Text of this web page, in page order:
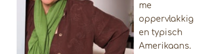
me
oppervlakkig
en typisch
Amerikaans.